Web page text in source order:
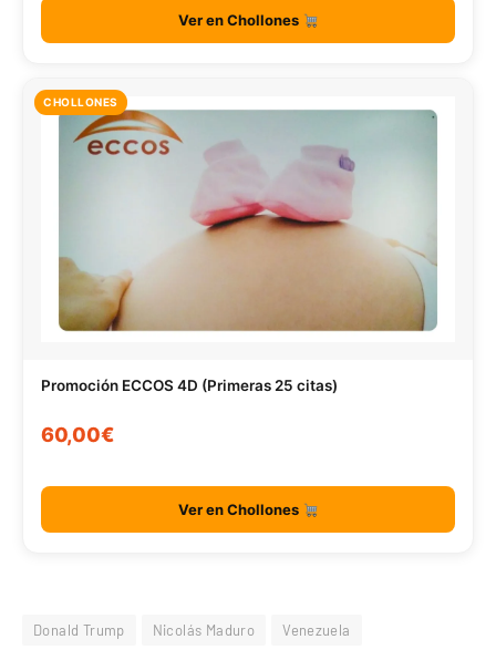
Ver en Chollones
CHOLLONES
Promoción ECCOS 4D (Primeras 25 citas)
60,00€
Ver en Chollones
Donald Trump Nicolás Maduro Venezuela